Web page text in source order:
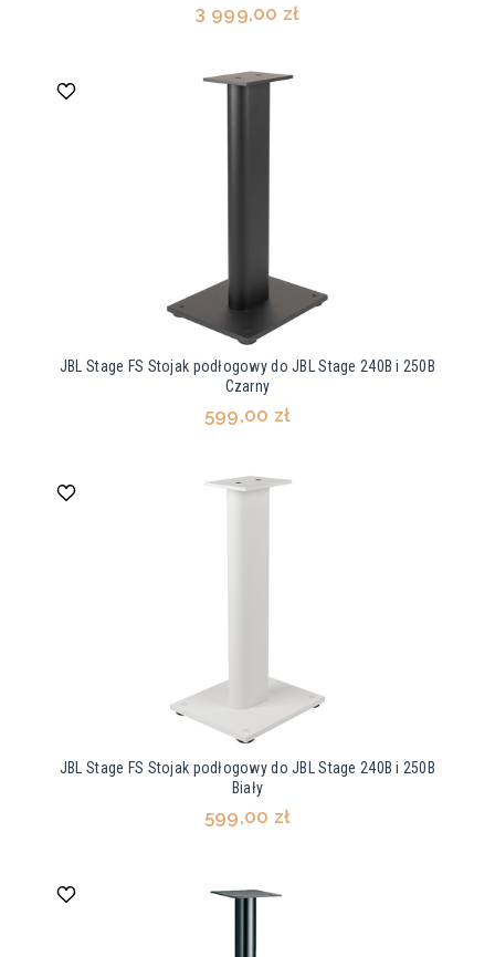
3 999,00 zł
JBL Stage FS Stojak podłogowy do JBL Stage 240B i 250B
Czarny
599,00 zł
JBL Stage FS Stojak podłogowy do JBL Stage 240B i 250B
Biały
599,00 zł